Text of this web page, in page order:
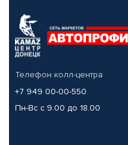
Телефон колл-центра
+7 949 00-00-550
Пн-Вс с 9.00 до 18.00